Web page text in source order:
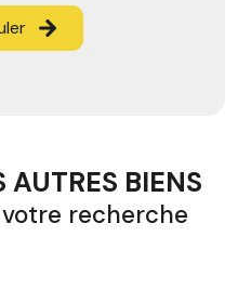
AUTRES BIENS
recherche